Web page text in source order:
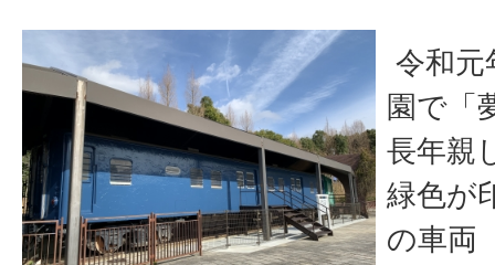
令和元
園で「
長年親
緑色が
の車両